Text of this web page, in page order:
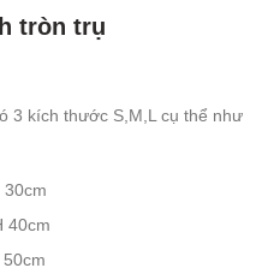
tròn trụ
3 kích thước S,M,L cụ thể như
30cm
40cm